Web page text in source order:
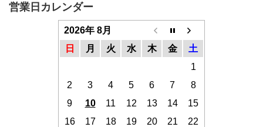
営業日カレンダー
2026年 8月
日
月 火 水 木 金
土
1
2
3 4 5 6 7
8
9
10 11 12 13 14
15
16
17 18 19 20 21
22